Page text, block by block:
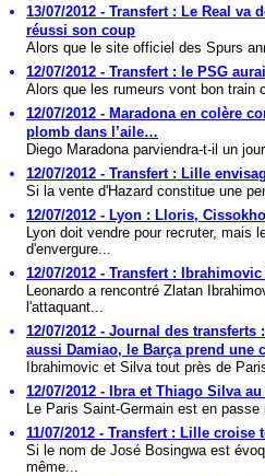
13/07/2012 - Transfert : Le Real
réussi son coup
Alors que le site officiel des Spurs
12/07/2012 - Transfert : le PSG
Alors que les rumeurs vont bon train
12/07/2012 - Maradona en colère
plomb dans l’aile…
Diego Maradona parviendra-t-il un
12/07/2012 - Transfert : Lille
Si la vente d'Hazard constitue une
12/07/2012 - Lyon : Lloris,
Lyon doit vendre pour recruter, mais
d'envergure...
12/07/2012 - Transfert :
Leonardo a rencontré Zlatan
l'attaquant...
12/07/2012 - Journal des
aussi Damiao, le Barça prend une
Ibrahimovic et Silva tout près de
12/07/2012 - Ibra et Thiago Silva
Le Paris Saint-Germain est en
11/07/2012 - Transfert : Lille
Si le nom de José Bosingwa est
même...